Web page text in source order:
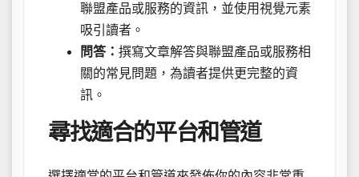
聯盟產品或服務的資訊，並使用視覺元素
吸引讀者。
問答： 撰寫文章解答與聯盟產品或服務相
關的常見問題，為讀者提供更完整的資
訊。
尋找適合的平台和管道